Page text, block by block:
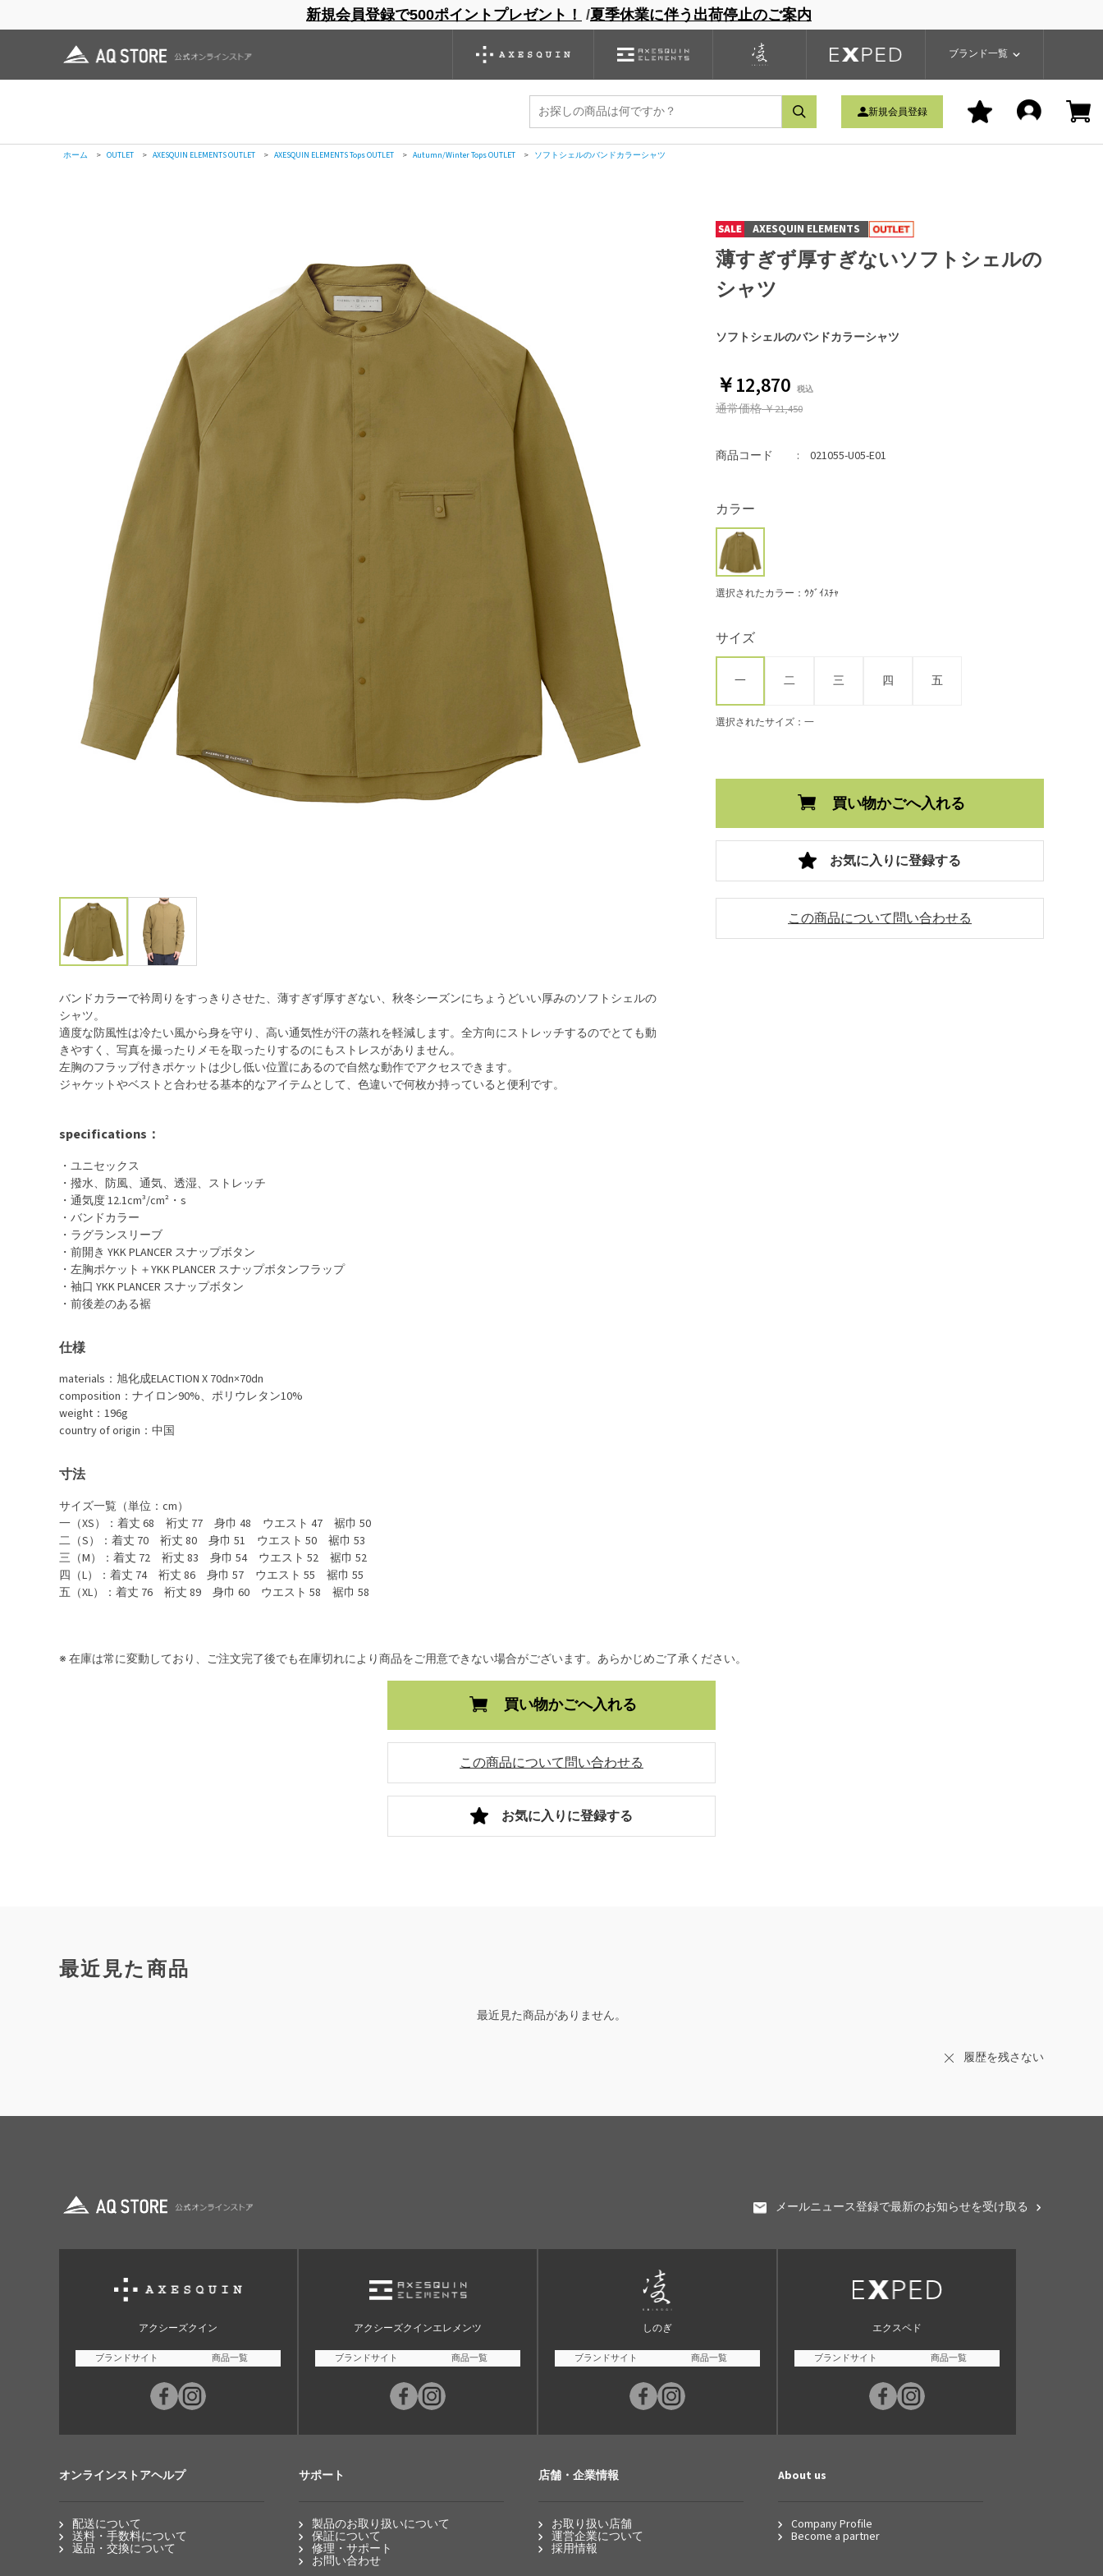
新規会員登録で500ポイントプレゼント！ /夏季休業に伴う出荷停止のご案内
ブランド一覧
ブランドサイト 商品一覧 ブランドサイト 商品一覧
新規会員登録
スリーピングマット バックパック グローブ シノギング アウトレット
ホーム
> OUTLET > AXESQUIN ELEMENTS OUTLET > AXESQUIN ELEMENTS Tops OUTLET > Autumn/Winter Tops OUTLET > ソフトシェルのバンドカラーシャツ
バンドカラーで衿周りをすっきりさせた、薄すぎず厚すぎない、秋冬シーズンにちょうどいい厚みのソフトシェルの
シャツ。
適度な防風性は冷たい風から身を守り、高い通気性が汗の蒸れを軽減します。全方向にストレッチするのでとても動
きやすく、写真を撮ったりメモを取ったりするのにもストレスがありません。
左胸のフラップ付きポケットは少し低い位置にあるので自然な動作でアクセスできます。
ジャケットやベストと合わせる基本的なアイテムとして、色違いで何枚か持っていると便利です。
specifications：
・ユニセックス
・撥水、防風、通気、透湿、ストレッチ
・通気度 12.1cm³/cm²・s
・バンドカラー
・ラグランスリーブ
・前開き YKK PLANCER スナップボタン
・左胸ポケット＋YKK PLANCER スナップボタンフラップ
・袖口 YKK PLANCER スナップボタン
・前後差のある裾
仕様
materials：旭化成ELACTION X 70dn×70dn
composition：ナイロン90%、ポリウレタン10%
weight：196g
country of origin：中国
寸法
サイズ一覧（単位：cm）
一（XS）：着丈 68 裄丈 77 身巾 48 ウエスト 47 裾巾 50
二（S）：着丈 70 裄丈 80 身巾 51 ウエスト 50 裾巾 53
三（M）：着丈 72 裄丈 83 身巾 54 ウエスト 52 裾巾 52
四（L）：着丈 74 裄丈 86 身巾 57 ウエスト 55 裾巾 55
五（XL）：着丈 76 裄丈 89 身巾 60 ウエスト 58 裾巾 58
AXESQUIN ELEMENTS
薄すぎず厚すぎないソフトシェルの
シャツ
ソフトシェルのバンドカラーシャツ
￥12,870
通常価格￥21,450
商品コード 021055-U05-E01
カラー
選択されたカラー：ｳｸﾞｲｽﾁｬ
サイズ
一 二 三 四 五
選択されたサイズ：一
買い物かごへ入れる
この商品について問い合わせる
お気に入りに登録する
※ 在庫は常に変動しており、ご注文完了後でも在庫切れにより商品をご用意できない場合がございます。あらかじめご了承ください。
買い物かごへ入れる
この商品について問い合わせる
お気に入りに登録する
最近見た商品
最近見た商品がありません。
履歴を残さない
メールニュース登録で最新のお知らせを受け取る
アクシーズクイン
ブランドサイト 商品一覧
アクシーズクインエレメンツ
ブランドサイト 商品一覧
しのぎ
ブランドサイト 商品一覧
エクスペド
ブランドサイト 商品一覧
オンラインストアヘルプ
配送について
送料・手数料について
返品・交換について
サポート
製品のお取り扱いについて
保証について
修理・サポート
お問い合わせ
店舗・企業情報
お取り扱い店舗
運営企業について
採用情報
About us
Company Profile
Become a partner